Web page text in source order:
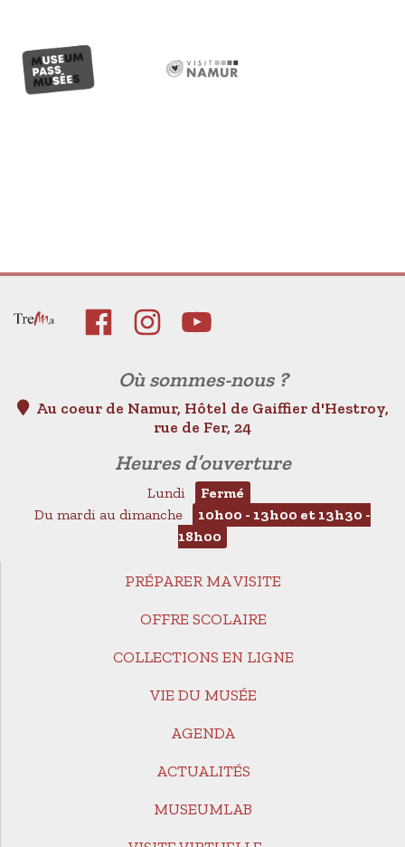
Où sommes-nous ?
Au coeur de Namur, Hôtel de Gaiffier d'Hestroy,
rue de Fer, 24
Heures d’ouverture
Lundi
Fermé
Du mardi au dimanche
10h00 - 13h00 et 13h30 -
18h00
PRÉPARER MA VISITE
OFFRE SCOLAIRE
COLLECTIONS EN LIGNE
VIE DU MUSÉE
AGENDA
ACTUALITÉS
MUSEUMLAB